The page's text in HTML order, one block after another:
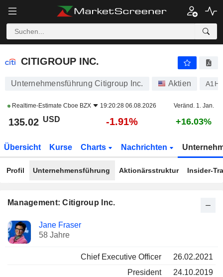
CITIGROUP INC.
CITIGROUP INC.
Unternehmensführung Citigroup Inc. Aktien
Realtime-Estimate Cboe BZX 19:20:28 06.08.2026 Veränd. 1. Jan.
135.02 USD -1.91% +16.03%
Übersicht Kurse Charts Nachrichten
Profil Unternehmensführung Aktionärsstruktur Insider-
Management: Citigroup Inc.
Manager
Besetzte
Positionen
Jane Fraser
58 Jahre
Chief Executive Officer
26.02.2021
President
24.10.2019